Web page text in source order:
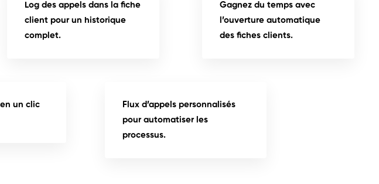
Log des appels dans la fiche
client pour un historique
complet.
Gagnez du temps avec
l’ouverture automatique
des fiches clients.
un clic
Flux d’appels personnalisés
pour automatiser les
processus.